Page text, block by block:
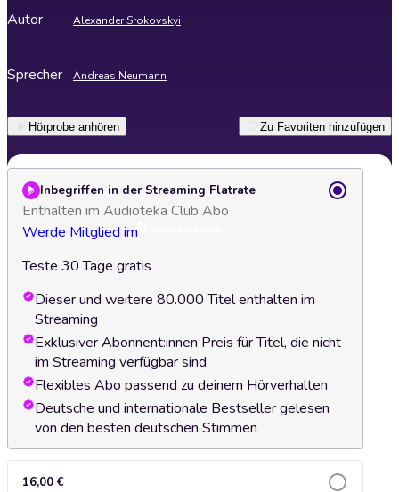
Autor Alexander Srokovskyi
Sprecher Andreas Neumann
Hörprobe anhören Zu Favoriten hinzufügen
Inbegriffen in der Streaming Flatrate
Enthalten im Audioteka Club Abo
Werde Mitglied im
Teste 30 Tage gratis
Dieser und weitere 80.000 Titel enthalten im
Streaming
Exklusiver Abonnent:innen Preis für Titel, die nicht
im Streaming verfügbar sind
Flexibles Abo passend zu deinem Hörverhalten
Deutsche und internationale Bestseller gelesen
von den besten deutschen Stimmen
16,00 €